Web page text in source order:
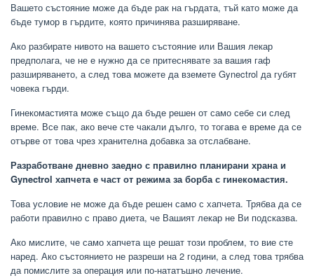
Вашето състояние може да бъде рак на гърдата, тъй като може да
бъде тумор в гърдите, която причинява разширяване.
Ако разбирате нивото на вашето състояние или Вашия лекар
предполага, че не е нужно да се притеснявате за вашия гаф
разширяването, а след това можете да вземете Gynectrol да губят
човека гърди.
Гинекомастията може също да бъде решен от само себе си след
време. Все пак, ако вече сте чакали дълго, то тогава е време да се
отърве от това чрез хранителна добавка за отслабване.
Разработване дневно заедно с правилно планирани храна и
Gynectrol хапчета е част от режима за борба с гинекомастия.
Това условие не може да бъде решен само с хапчета. Трябва да се
работи правилно с право диета, че Вашият лекар не Ви подсказва.
Ако мислите, че само хапчета ще решат този проблем, то вие сте
наред. Ако състоянието не разреши на 2 години, а след това трябва
да помислите за операция или по-нататъшно лечение.